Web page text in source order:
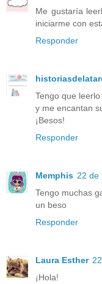
Me gustaría
iniciarme con
Responder
Tengo que
y me encantan
¡Besos!
Responder
Memphis 22 de
Tengo muchas
un beso
Responder
Laura Esther
¡Hola!